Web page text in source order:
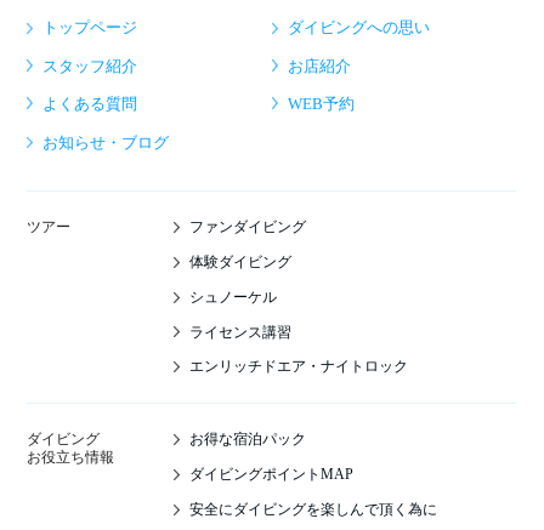
トップページ ダイビングへの思い
スタッフ紹介 お店紹介
よくある質問 WEB予約
お知らせ・ブログ
ツアー ファンダイビング
体験ダイビング
シュノーケル
ライセンス講習
エンリッチドエア・ナイトロック
ダイビング
お役立ち情報
お得な宿泊パック
ダイビングポイントMAP
安全にダイビングを楽しんで頂く為に